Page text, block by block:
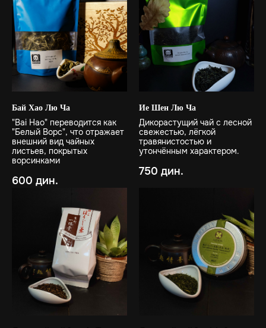
Бай Хао Лю Ча
"Bai Hao" переводится как
"Белый Ворс", что отражает
внешний вид чайных
листьев, покрытых
ворсинками
600 дин.
Ие Шен Лю Ча
Дикорастущий чай с лесной
свежестью, лёгкой
травянистостью и
утончённым характером.
750 дин.